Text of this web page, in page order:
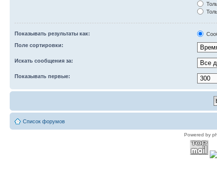
Показывать результаты как:
Поле сортировки:
Искать сообщения за:
Показывать первые:
Список форумов
Powered by